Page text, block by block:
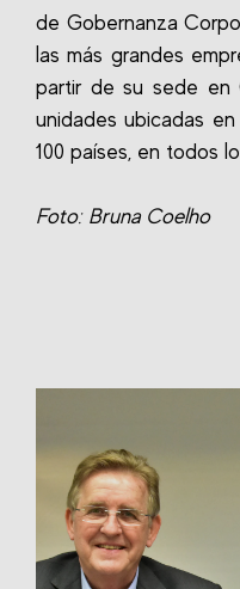
de Gobernanza
las más grandes
partir de su sede en
unidades ubicadas
100 países, en todos
Foto: Bruna Coelho